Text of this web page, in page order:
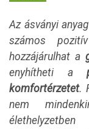
Az ásványi
számos
hozzájárulhat a
enyhítheti a
komfortérzetet.
nem